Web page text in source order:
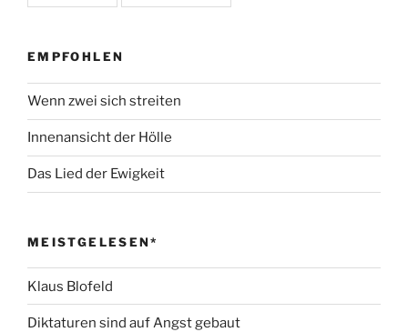
EMPFOHLEN
Wenn zwei sich streiten
Innenansicht der Hölle
Das Lied der Ewigkeit
MEISTGELESEN*
Klaus Blofeld
Diktaturen sind auf Angst gebaut